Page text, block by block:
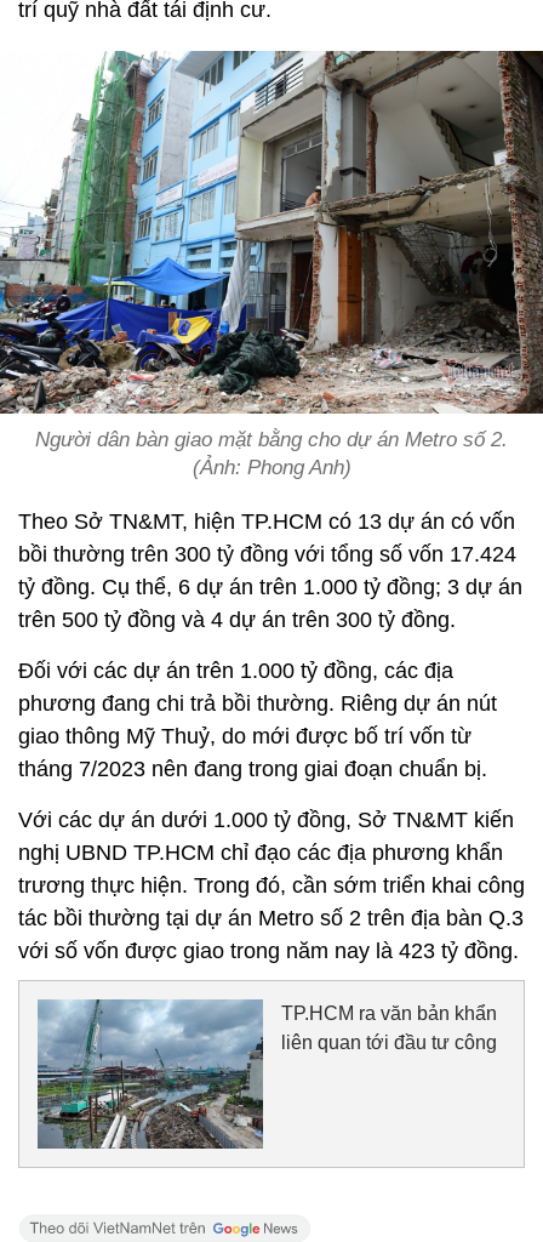
trí quỹ nhà đất tái định cư.
Người dân bàn giao mặt bằng cho dự án Metro số 2.
(Ảnh: Phong Anh)
Theo Sở TN&MT, hiện TP.HCM có 13 dự án có vốn
bồi thường trên 300 tỷ đồng với tổng số vốn 17.424
tỷ đồng. Cụ thể, 6 dự án trên 1.000 tỷ đồng; 3 dự án
trên 500 tỷ đồng và 4 dự án trên 300 tỷ đồng.
Đối với các dự án trên 1.000 tỷ đồng, các địa
phương đang chi trả bồi thường. Riêng dự án nút
giao thông Mỹ Thuỷ, do mới được bố trí vốn từ
tháng 7/2023 nên đang trong giai đoạn chuẩn bị.
Với các dự án dưới 1.000 tỷ đồng, Sở TN&MT kiến
nghị UBND TP.HCM chỉ đạo các địa phương khẩn
trương thực hiện. Trong đó, cần sớm triển khai công
tác bồi thường tại dự án Metro số 2 trên địa bàn Q.3
với số vốn được giao trong năm nay là 423 tỷ đồng.
TP.HCM ra văn bản khẩn
liên quan tới đầu tư công